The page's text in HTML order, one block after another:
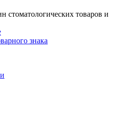
стоматологических товаров и
знака